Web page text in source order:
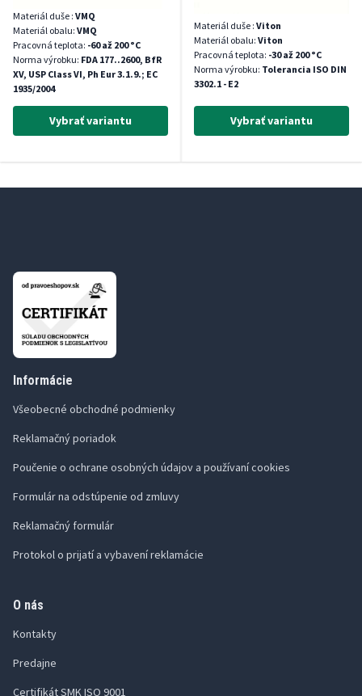
Materiál duše : VMQ
Materiál obalu: VMQ
Pracovná teplota: -60 až 200 °C
Norma výrobku: FDA 177..2600, BfR
XV, USP Class VI, Ph Eur 3.1.9.; EC
1935/2004
Vybrať variantu
Materiál duše : Viton
Materiál obalu: Viton
Pracovná teplota: -30 až 200 °C
Norma výrobku: Tolerancia ISO DIN
3302.1 - E2
Vybrať variantu
Informácie
Všeobecné obchodné podmienky
Reklamačný poriadok
Poučenie o ochrane osobných údajov a používaní cookies
Formulár na odstúpenie od zmluvy
Reklamačný formulár
Protokol o prijatí a vybavení reklamácie
O nás
Kontakty
Predajne
Certifikát SMK ISO 9001